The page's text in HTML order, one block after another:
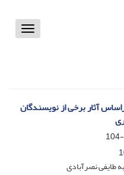
Toggle
آثار برخی از نویسندگان
طایفی نصرآبادی